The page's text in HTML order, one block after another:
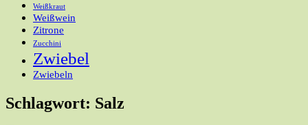
Weißkraut
Weißwein
Zitrone
Zucchini
Zwiebel
Zwiebeln
Schlagwort: Salz